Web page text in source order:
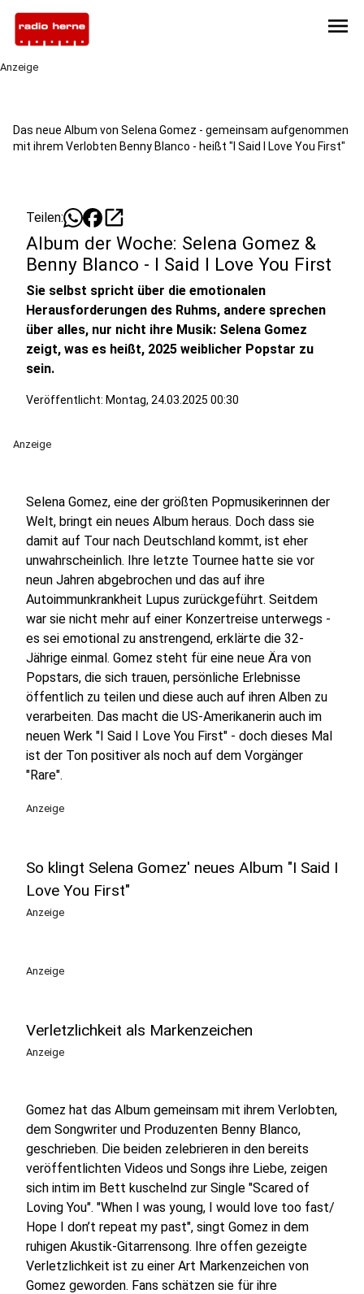
menu
Anzeige
Das neue Album von Selena Gomez - gemeinsam aufgenommen
mit ihrem Verlobten Benny Blanco - heißt "I Said I Love You First"
Teilen: open_in_new
Album der Woche: Selena Gomez &
Benny Blanco - I Said I Love You First
Sie selbst spricht über die emotionalen
Herausforderungen des Ruhms, andere sprechen
über alles, nur nicht ihre Musik: Selena Gomez
zeigt, was es heißt, 2025 weiblicher Popstar zu
sein.
Veröffentlicht: Montag, 24.03.2025 00:30
Anzeige
Selena Gomez, eine der größten Popmusikerinnen der
Welt, bringt ein neues Album heraus. Doch dass sie
damit auf Tour nach Deutschland kommt, ist eher
unwahrscheinlich. Ihre letzte Tournee hatte sie vor
neun Jahren abgebrochen und das auf ihre
Autoimmunkrankheit Lupus zurückgeführt. Seitdem
war sie nicht mehr auf einer Konzertreise unterwegs -
es sei emotional zu anstrengend, erklärte die 32-
Jährige einmal. Gomez steht für eine neue Ära von
Popstars, die sich trauen, persönliche Erlebnisse
öffentlich zu teilen und diese auch auf ihren Alben zu
verarbeiten. Das macht die US-Amerikanerin auch im
neuen Werk "I Said I Love You First" - doch dieses Mal
ist der Ton positiver als noch auf dem Vorgänger
"Rare".
Anzeige
So klingt Selena Gomez' neues Album "I Said I
Love You First"
Anzeige
Anzeige
Verletzlichkeit als Markenzeichen
Anzeige
Gomez hat das Album gemeinsam mit ihrem Verlobten,
dem Songwriter und Produzenten Benny Blanco,
geschrieben. Die beiden zelebrieren in den bereits
veröffentlichten Videos und Songs ihre Liebe, zeigen
sich intim im Bett kuschelnd zur Single "Scared of
Loving You". "When I was young, I would love too fast/
Hope I don’t repeat my past", singt Gomez in dem
ruhigen Akustik-Gitarrensong. Ihre offen gezeigte
Verletzlichkeit ist zu einer Art Markenzeichen von
Gomez geworden. Fans schätzen sie für ihre